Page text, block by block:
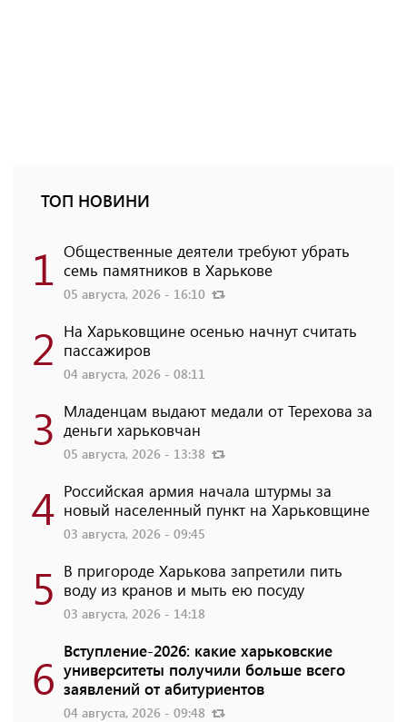
ТОП НОВИНИ
1 Общественные деятели требуют убрать
семь памятников в Харькове
05 августа, 2026 - 16:10
2 На Харьковщине осенью начнут считать
пассажиров
04 августа, 2026 - 08:11
3 Младенцам выдают медали от Терехова за
деньги харьковчан
05 августа, 2026 - 13:38
4 Российская армия начала штурмы за
новый населенный пункт на Харьковщине
03 августа, 2026 - 09:45
5 В пригороде Харькова запретили пить
воду из кранов и мыть ею посуду
03 августа, 2026 - 14:18
6 Вступление-2026: какие харьковские
университеты получили больше всего
заявлений от абитуриентов
04 августа, 2026 - 09:48